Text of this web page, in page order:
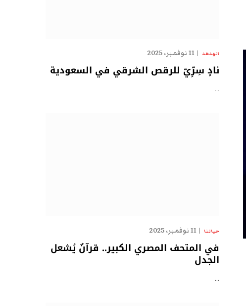
الهدهد 11 نوفمبر، 2025
نادٍ سِرِّيّ للرقص الشرقي في السعودية
…
حياتنا 11 نوفمبر، 2025
في المتحف المصري الكبير.. قرآنٌ يُشعل
الجدل
…